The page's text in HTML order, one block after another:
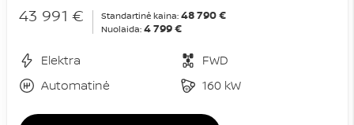
43 991 € Standartinė kaina: 48 790 €
Nuolaida: 4 799 €
Elektra
FWD
Automatinė
160 kW